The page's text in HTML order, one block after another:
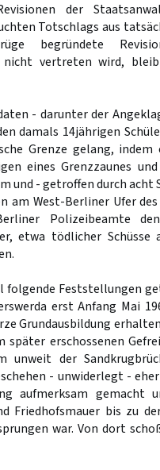
der
Totschlags aus
begründete
nicht vertreten wird,
- darunter der
damals 14jährigen
Grenze gelang, indem
eines Grenzzaunes
und - getroffen durch acht
am West-Berliner Ufer des
Polizeibeamte
etwa tödlicher Schüsse
folgende Feststellungen
erst Anfang Mai
Grundausbildung
erschossenen
unweit der
- unwiderlegt -
aufmerksam gemacht
Friedhofsmauer bis zu
war. Von dort